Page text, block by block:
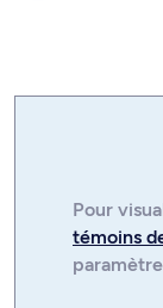
Pour
témoins